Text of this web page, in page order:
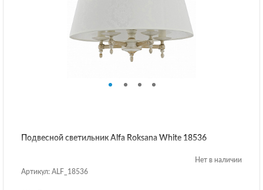
Подвесной светильник Alfa Roksana White 18536
Нет в наличии
Артикул: ALF_18536